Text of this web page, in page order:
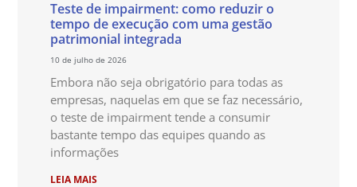
Teste de impairment: como reduzir o
tempo de execução com uma gestão
patrimonial integrada
10 de julho de 2026
Embora não seja obrigatório para todas as
empresas, naquelas em que se faz necessário,
o teste de impairment tende a consumir
bastante tempo das equipes quando as
informações
LEIA MAIS